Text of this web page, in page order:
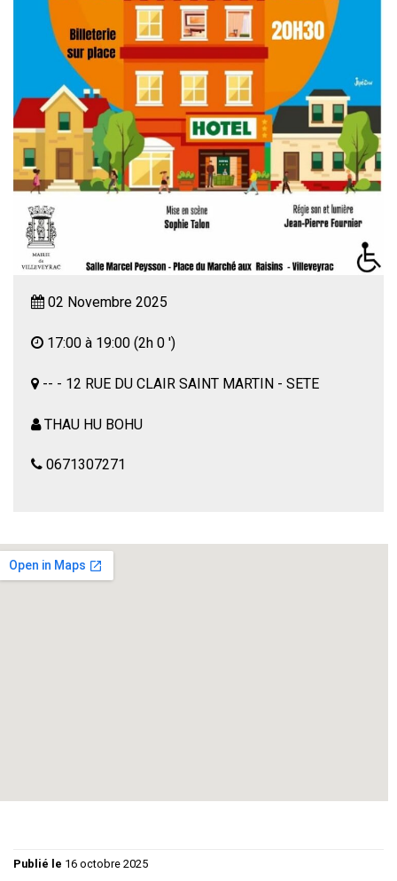
02 Novembre 2025
17:00 à 19:00 (2h 0 ')
-- - 12 RUE DU CLAIR SAINT MARTIN - SETE
THAU HU BOHU
0671307271
Dans un petit hôtel parisien, dans les années 80, la chambre
Mandarine
Publié le 16 octobre 2025